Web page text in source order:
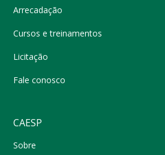
Arrecadação
Cursos e treinamentos
Licitação
Fale conosco
CAESP
Sobre